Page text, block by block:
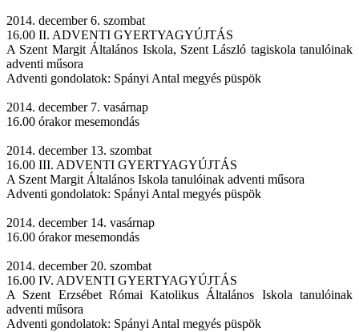
2014. december 6. szombat
16.00 II. ADVENTI GYERTYAGYÚJTÁS
A Szent Margit Általános Iskola, Szent László tagiskola tanulóinak
adventi műsora
Adventi gondolatok: Spányi Antal megyés püspök
2014. december 7. vasárnap
16.00 órakor mesemondás
2014. december 13. szombat
16.00 III. ADVENTI GYERTYAGYÚJTÁS
A Szent Margit Általános Iskola tanulóinak adventi műsora
Adventi gondolatok: Spányi Antal megyés püspök
2014. december 14. vasárnap
16.00 órakor mesemondás
2014. december 20. szombat
16.00 IV. ADVENTI GYERTYAGYÚJTÁS
A Szent Erzsébet Római Katolikus Általános Iskola tanulóinak
adventi műsora
Adventi gondolatok: Spányi Antal megyés püspök